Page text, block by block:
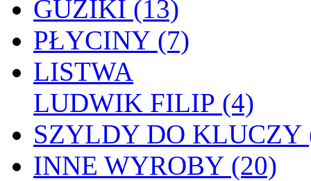
GUZIKI (13)
PŁYCINY (7)
LISTWA
LUDWIK FILIP (4)
SZYLDY DO KLUCZY
INNE WYROBY (20)